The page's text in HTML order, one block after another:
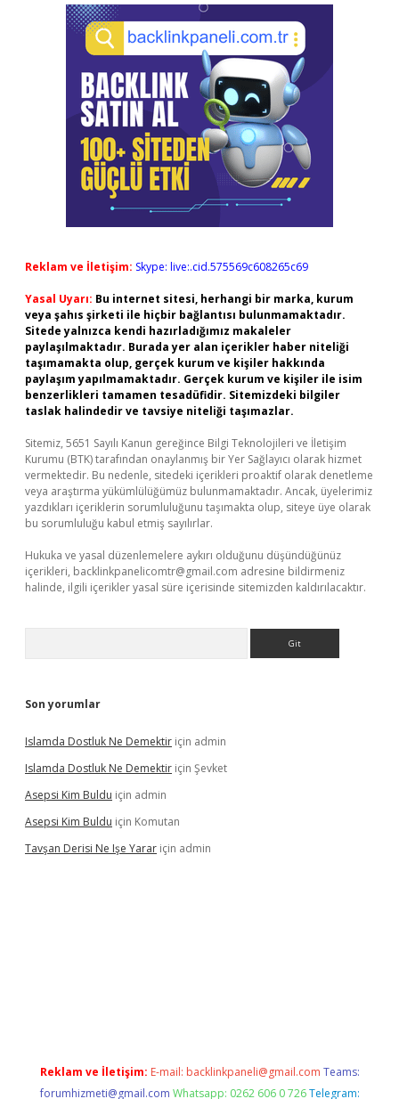
Reklam ve İletişim: Skype: live:.cid.575569c608265c69
Yasal Uyarı: Bu internet sitesi, herhangi bir marka, kurum
veya şahıs şirketi ile hiçbir bağlantısı bulunmamaktadır.
Sitede yalnızca kendi hazırladığımız makaleler
paylaşılmaktadır. Burada yer alan içerikler haber niteliği
taşımamakta olup, gerçek kurum ve kişiler hakkında
paylaşım yapılmamaktadır. Gerçek kurum ve kişiler ile isim
benzerlikleri tamamen tesadüfidir. Sitemizdeki bilgiler
taslak halindedir ve tavsiye niteliği taşımazlar.
Sitemiz, 5651 Sayılı Kanun gereğince Bilgi Teknolojileri ve İletişim
Kurumu (BTK) tarafından onaylanmış bir Yer Sağlayıcı olarak hizmet
vermektedir. Bu nedenle, sitedeki içerikleri proaktif olarak denetleme
veya araştırma yükümlülüğümüz bulunmamaktadır. Ancak, üyelerimiz
yazdıkları içeriklerin sorumluluğunu taşımakta olup, siteye üye olarak
bu sorumluluğu kabul etmiş sayılırlar.
Hukuka ve yasal düzenlemelere aykırı olduğunu düşündüğünüz
içerikleri, backlinkpanelicomtr@gmail.com adresine bildirmeniz
halinde, ilgili içerikler yasal süre içerisinde sitemizden kaldırılacaktır.
Son yorumlar
Islamda Dostluk Ne Demektir için admin
Islamda Dostluk Ne Demektir için Şevket
Asepsi Kim Buldu için admin
Asepsi Kim Buldu için Komutan
Tavşan Derisi Ne Işe Yarar için admin
Reklam ve İletişim: E-mail: backlinkpaneli@gmail.com Teams:
forumhizmeti@gmail.com Whatsapp: 0262 606 0 726 Telegram: